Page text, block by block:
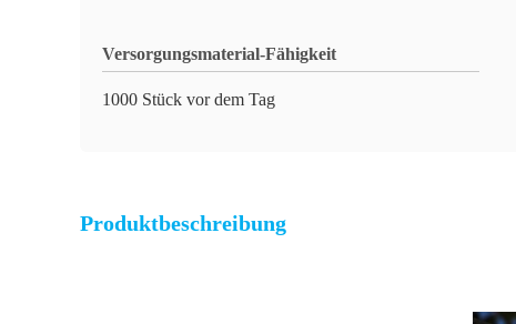
Versorgungsmaterial-Fähigkeit
1000 Stück vor dem Tag
Produktbeschreibung